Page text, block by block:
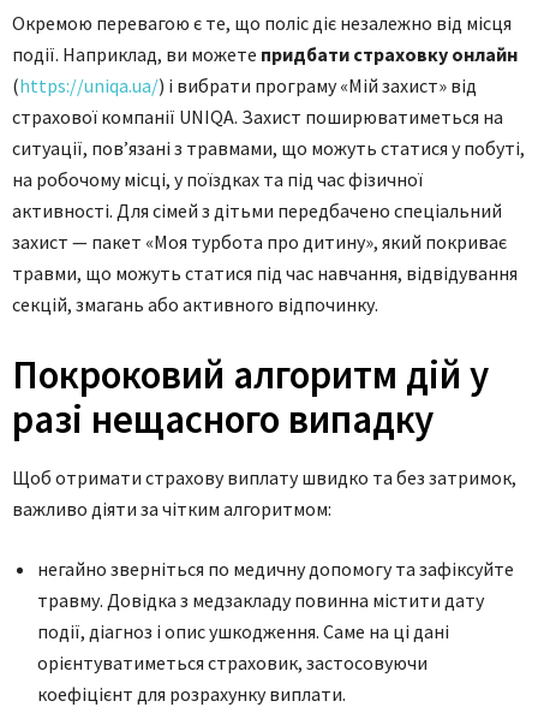
Окремою перевагою є те, що поліс діє незалежно від місця
події. Наприклад, ви можете придбати страховку онлайн
(https://uniqa.ua/) і вибрати програму «Мій захист» від
страхової компанії UNIQA. Захист поширюватиметься на
ситуації, пов’язані з травмами, що можуть статися у побуті,
на робочому місці, у поїздках та під час фізичної
активності. Для сімей з дітьми передбачено спеціальний
захист — пакет «Моя турбота про дитину», який покриває
травми, що можуть статися під час навчання, відвідування
секцій, змагань або активного відпочинку.
Покроковий алгоритм дій у
разі нещасного випадку
Щоб отримати страхову виплату швидко та без затримок,
важливо діяти за чітким алгоритмом:
негайно зверніться по медичну допомогу та зафіксуйте
травму. Довідка з медзакладу повинна містити дату
події, діагноз і опис ушкодження. Саме на ці дані
орієнтуватиметься страховик, застосовуючи
коефіцієнт для розрахунку виплати.